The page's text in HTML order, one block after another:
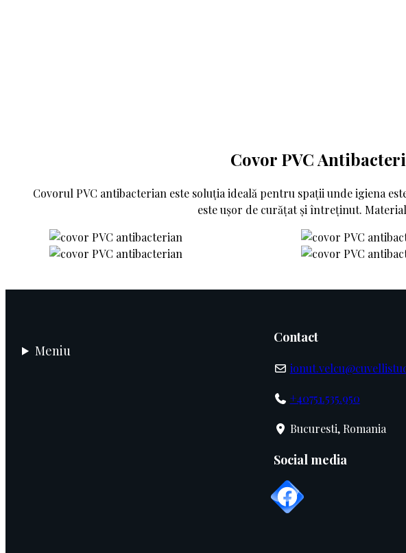
Covor PVC
Covorul PVC antibacterian este soluția ideală pentru spații unde igiena
este ușor de curățat și întreținut.
Meniu
Contact
+40751.535.950
Bucuresti, Romania
Social media